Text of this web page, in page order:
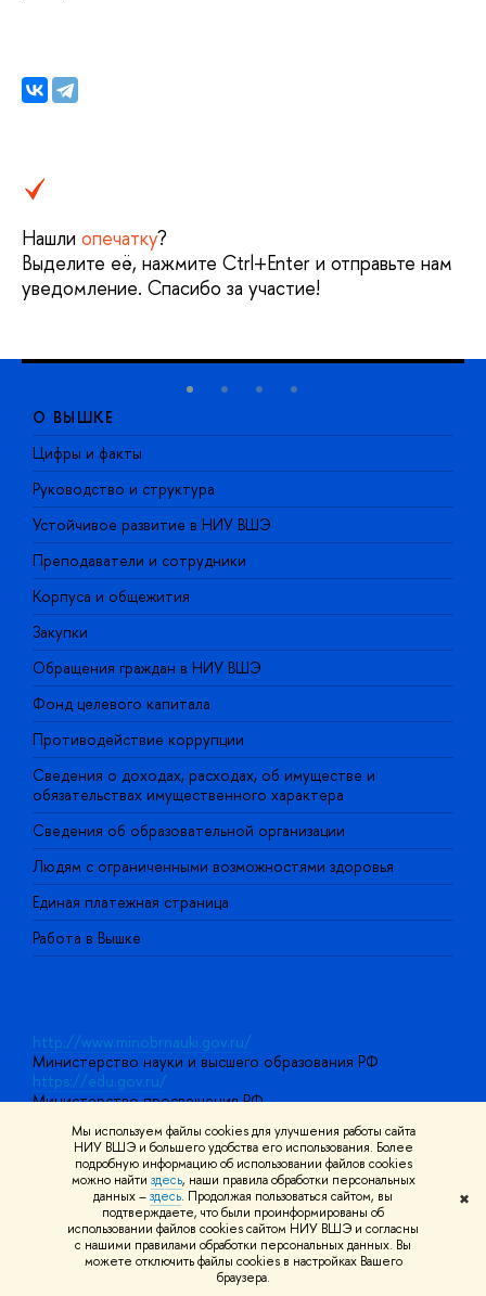
Мы используем файлы cookies для улучшения работы сайта
НИУ ВШЭ и большего удобства его использования. Более
подробную информацию об использовании файлов cookies
можно найти здесь, наши правила обработки персональных
данных –здесь. Продолжая пользоваться сайтом, вы
подтверждаете, что были проинформированы об
использовании файлов cookies сайтом НИУ ВШЭ и согласны
с нашими правилами обработки персональных данных. Вы
можете отключить файлы cookies в настройках Вашего
браузера.
✖
Нашли опечатку?
Выделите её, нажмите Ctrl+Enter и отправьте нам
уведомление. Спасибо за участие!
О ВЫШКЕ
Цифры и факты
Руководство и структура
Устойчивое развитие в НИУ ВШЭ
Преподаватели и сотрудники
Корпуса и общежития
Закупки
Обращения граждан в НИУ ВШЭ
Фонд целевого капитала
Противодействие коррупции
Сведения о доходах, расходах, об имуществе и
обязательствах имущественного характера
Сведения об образовательной организации
Людям с ограниченными возможностями здоровья
Единая платежная страница
Работа в Вышке
http://www.minobrnauki.gov.ru/
Министерство науки и высшего образования РФ
https://edu.gov.ru/
Министерство просвещения РФ
Массовые открытые онлайн-курсы
© НИУ ВШЭ 1993–2026 Адреса и контактыУсловия
использования материалов Политика конфиденциальности
Шрифты HSE Sans и HSE Slab разработаны вШколе дизайна НИУ